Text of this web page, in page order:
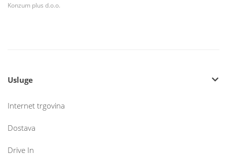
Konzum plus d.o.o.
Usluge
Internet trgovina
Dostava
Drive In